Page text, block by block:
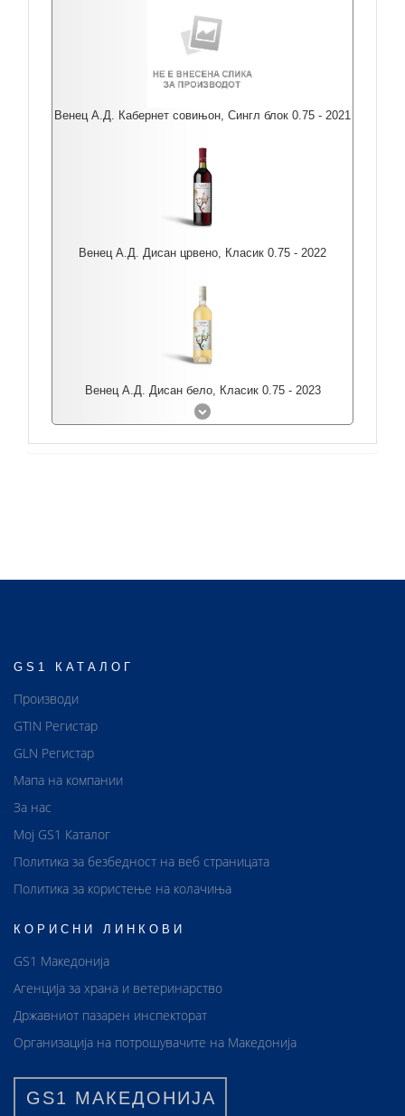
Венец А.Д. Кабернет совињон, Сингл блок 0.75 - 2021
Венец А.Д. Дисан црвено, Класик 0.75 - 2022
Венец А.Д. Дисан бело, Класик 0.75 - 2023
GS1 КАТАЛОГ
Производи
GTIN Регистар
GLN Регистар
Мапа на компании
За нас
Мој GS1 Каталог
Политика за безбедност на веб страницата
Политика за користење на колачиња
КОРИСНИ ЛИНКОВИ
GS1 Македонија
Агенција за храна и ветеринарство
Државниот пазарен инспекторат
Организација на потрошувачите на Македонија
GS1 МАКЕДОНИЈА